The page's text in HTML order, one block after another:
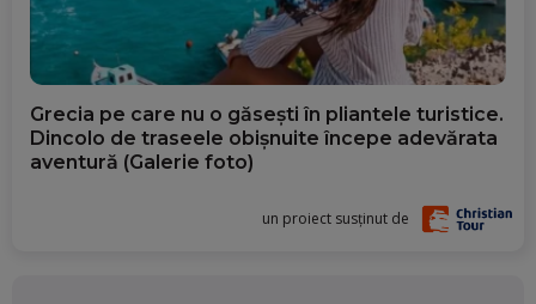
Grecia pe care nu o găsești în pliantele turistice.
Dincolo de traseele obișnuite începe adevărata
aventură (Galerie foto)
un proiect susținut de